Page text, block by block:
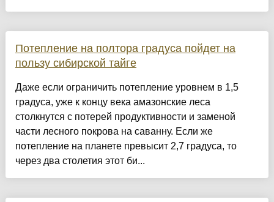
Потепление на полтора градуса пойдет на
пользу сибирской тайге
Даже если ограничить потепление уровнем в 1,5
градуса, уже к концу века амазонские леса
столкнутся с потерей продуктивности и заменой
части лесного покрова на саванну. Если же
потепление на планете превысит 2,7 градуса, то
через два столетия этот би...